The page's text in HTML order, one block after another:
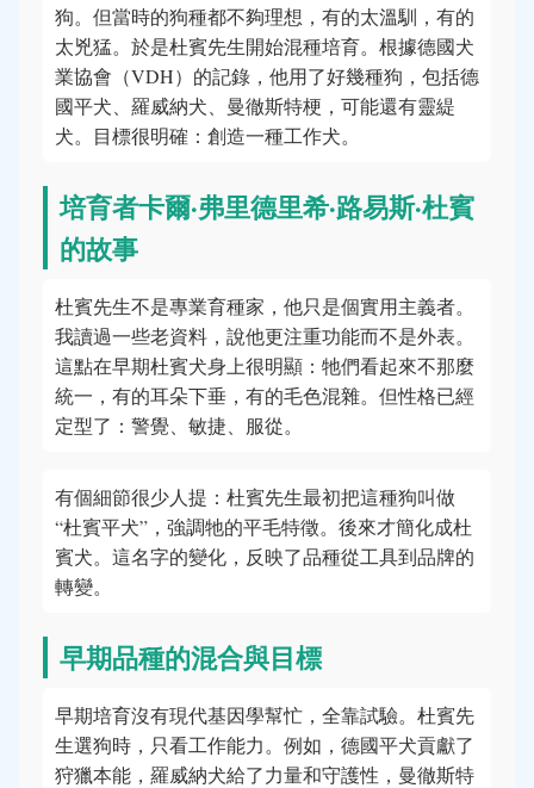
狗。但當時的狗種都不夠理想，有的太溫馴，有的
太兇猛。於是杜賓先生開始混種培育。根據德國犬
業協會（VDH）的記錄，他用了好幾種狗，包括德
國平犬、羅威納犬、曼徹斯特梗，可能還有靈緹
犬。目標很明確：創造一種工作犬。
培育者卡爾·弗里德里希·路易斯·杜賓
的故事
杜賓先生不是專業育種家，他只是個實用主義者。
我讀過一些老資料，說他更注重功能而不是外表。
這點在早期杜賓犬身上很明顯：牠們看起來不那麼
統一，有的耳朵下垂，有的毛色混雜。但性格已經
定型了：警覺、敏捷、服從。
有個細節很少人提：杜賓先生最初把這種狗叫做
“杜賓平犬”，強調牠的平毛特徵。後來才簡化成杜
賓犬。這名字的變化，反映了品種從工具到品牌的
轉變。
早期品種的混合與目標
早期培育沒有現代基因學幫忙，全靠試驗。杜賓先
生選狗時，只看工作能力。例如，德國平犬貢獻了
狩獵本能，羅威納犬給了力量和守護性，曼徹斯特